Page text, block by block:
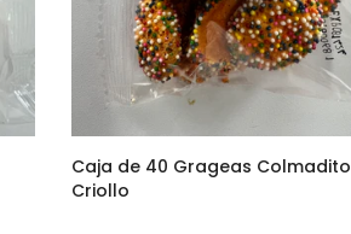
Caja de 40 Grageas Colmadito
Criollo